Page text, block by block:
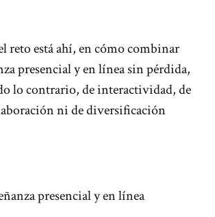
reto está ahí, en cómo combinar
presencial y en línea sin pérdida,
lo contrario, de interactividad, de
ni de diversificación
presencial y en línea